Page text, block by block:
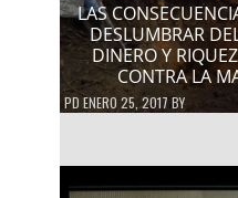
LAS
DESLUMBRAR
DINERO Y
CONTRA LA
PDENERO 25, 2017 BY